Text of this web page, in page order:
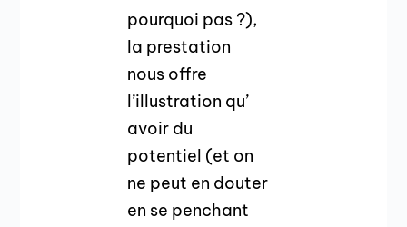
pourquoi pas ?),
la prestation
nous offre
l’illustration qu’
avoir du
potentiel (et on
ne peut en douter
en se penchant